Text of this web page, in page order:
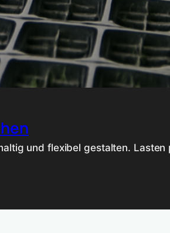
und flexibel gestalten. Lasten